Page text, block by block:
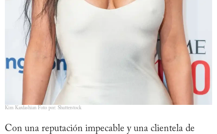
Kim Kardashian Foto por: Shutterstock
Con una reputación impecable y una clientela de